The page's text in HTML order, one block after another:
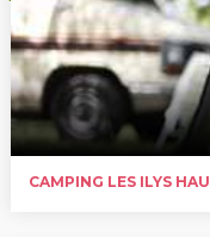
CAMPING LES ILYS